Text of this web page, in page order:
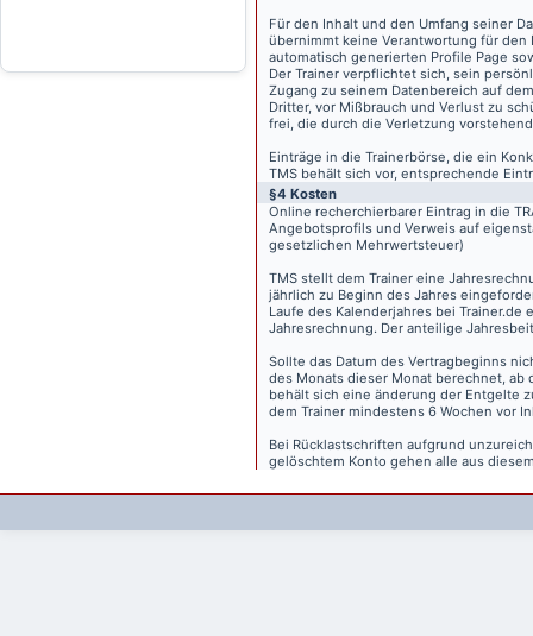
Für den Inhalt und den Umfang seiner
übernimmt keine Verantwortung für den
automatisch generierten Profile Page
Der Trainer verpflichtet sich, sein
Zugang zu seinem Datenbereich auf
Dritter, vor Mißbrauch und Verlust zu
frei, die durch die Verletzung
Einträge in die Trainerbörse, die ein
TMS behält sich vor, entsprechende
§4 Kosten
Online recherchierbarer Eintrag in die
Angebotsprofils und Verweis auf
gesetzlichen Mehrwertsteuer)
TMS stellt dem Trainer eine
jährlich zu Beginn des Jahres
Laufe des Kalenderjahres bei
Jahresrechnung. Der anteilige
Sollte das Datum des Vertragbeginns
des Monats dieser Monat berechnet, ab
behält sich eine änderung der Entgelte
dem Trainer mindestens 6 Wochen vor
Bei Rücklastschriften aufgrund
gelöschtem Konto gehen alle aus